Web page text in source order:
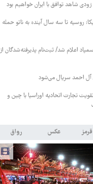
شاهد توافق با ایران خواهیم بود
روسیه تا سه سال آینده به ناتو حمله
اعلام شد/ ثبت‌نام پذیرفته‌شدگان از
آل احمد سریال می‌شود
تجارت اتحادیه اوراسیا با چین و
عکس رواق